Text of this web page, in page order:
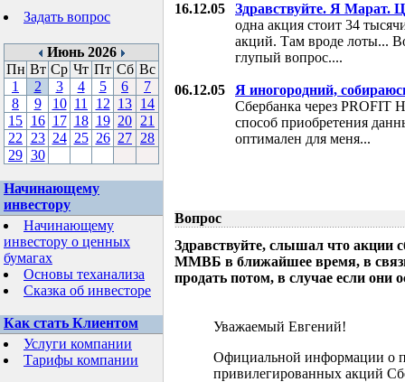
Задать вопрос
Июнь 2026
Пн Вт Ср Чт Пт Сб Вс
1
2 3 4 5 6
7
8
9 10 11 12 13 14
15 16 17 18 19 20 21
22
23 24 25 26 27 28
29 30
Начинающему
инвестору
Начинающему
инвестору о ценных
бумагах
Основы теханализа
Сказка об инвесторе
Как стать Клиентом
Услуги компании
Тарифы компании
16.12.05
Здравствуйте. Я Марат.
одна акция стоит 34
акций. Там вроде лоты...
глупый вопрос....
06.12.05
Я иногородний,
Сбербанка через PROFIT
способ приобретения
оптимален для меня...
Вопрос
Здравствуйте, слышал что акции
ММВБ в ближайшее время, в связи
продать потом, в случае если они
Уважаемый Евгений!
Официальной информации о
привилегированных акций